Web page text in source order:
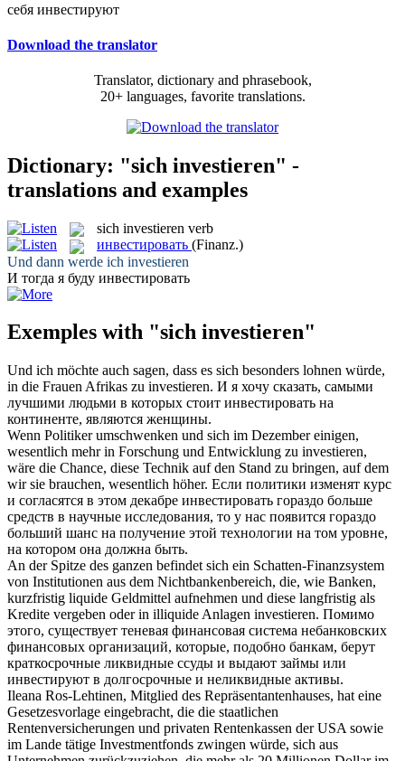
себя инвестируют
Download the translator
Translator, dictionary and phrasebook,
20+ languages, favorite translations.
Dictionary: "sich investieren" -
translations and examples
sich investieren verb
инвестировать (Finanz.)
Und dann werde ich investieren
И тогда я буду инвестировать
Exemples with "sich investieren"
Und ich möchte auch sagen, dass es sich besonders lohnen würde,
in die Frauen Afrikas zu investieren. И я хочу сказать, самыми
лучшими людьми в которых стоит инвестировать на
континенте, являются женщины.
Wenn Politiker umschwenken und sich im Dezember einigen,
wesentlich mehr in Forschung und Entwicklung zu investieren,
wäre die Chance, diese Technik auf den Stand zu bringen, auf dem
wir sie brauchen, wesentlich höher. Если политики изменят курс
и согласятся в этом декабре инвестировать гораздо больше
средств в научные исследования, то у нас появится гораздо
больший шанс на получение этой технологии на том уровне,
на котором она должна быть.
An der Spitze des ganzen befindet sich ein Schatten-Finanzsystem
von Institutionen aus dem Nichtbankenbereich, die, wie Banken,
kurzfristig liquide Geldmittel aufnehmen und diese langfristig als
Kredite vergeben oder in illiquide Anlagen investieren. Помимо
этого, существует теневая финансовая система небанковских
финансовых организаций, которые, подобно банкам, берут
краткосрочные ликвидные ссуды и выдают займы или
инвестируют в долгосрочные и неликвидные активы.
Ileana Ros-Lehtinen, Mitglied des Repräsentantenhauses, hat eine
Gesetzesvorlage eingebracht, die die staatlichen
Rentenversicherungen und privaten Rentenkassen der USA sowie
im Lande tätige Investmentfonds zwingen würde, sich aus